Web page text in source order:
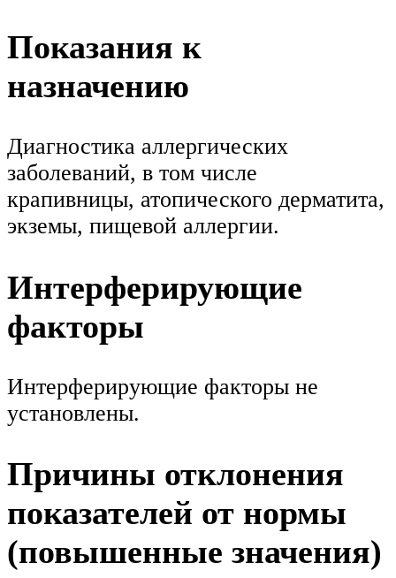
Показания к
назначению
Диагностика аллергических
заболеваний, в том числе
крапивницы, атопического дерматита,
экземы, пищевой аллергии.
Интерферирующие
факторы
Интерферирующие факторы не
установлены.
Причины отклонения
показателей от нормы
(повышенные значения)